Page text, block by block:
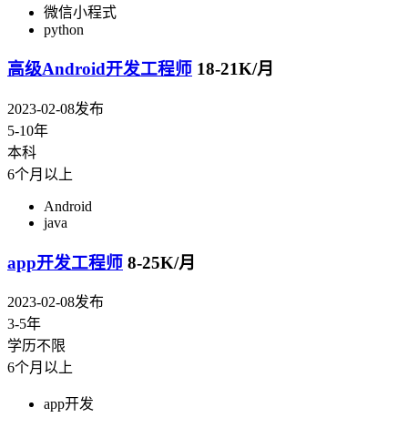
微信小程式
python
高级Android开发工程师 18-21K/月
2023-02-08发布
5-10年
本科
6个月以上
Android
java
app开发工程师 8-25K/月
2023-02-08发布
3-5年
学历不限
6个月以上
app开发